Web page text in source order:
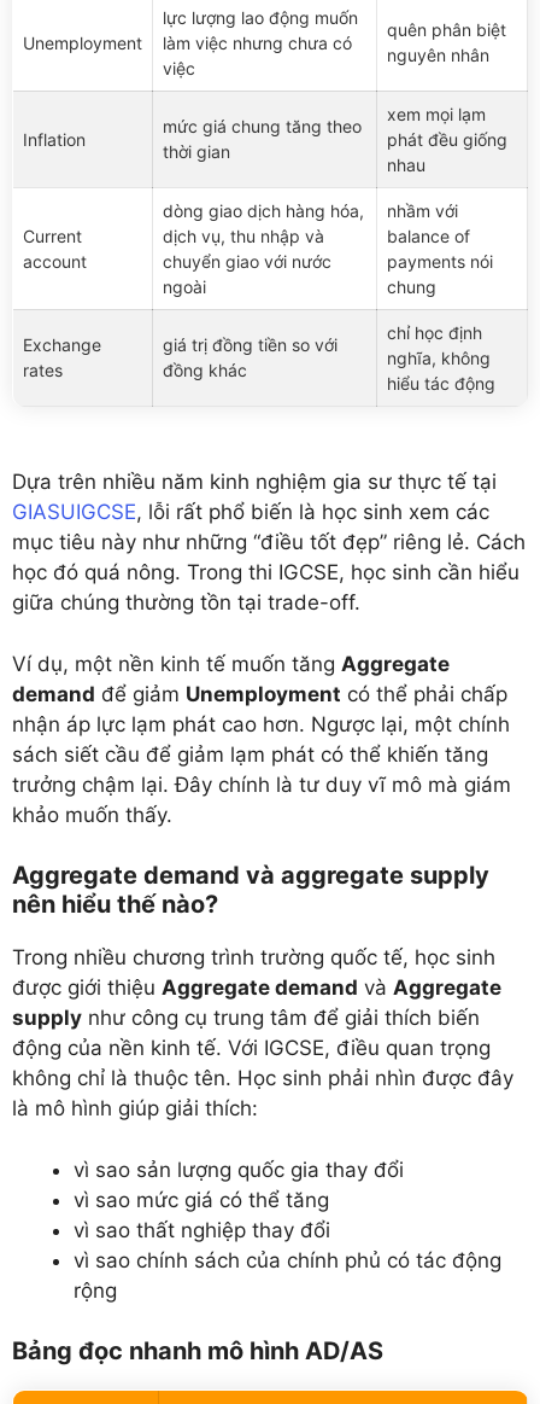
Unemployment
lực lượng lao động muốn
làm việc nhưng chưa có
việc
quên phân biệt
nguyên nhân
Inflation
mức giá chung tăng theo
thời gian
xem mọi lạm
phát đều giống
nhau
Current
account
dòng giao dịch hàng hóa,
dịch vụ, thu nhập và
chuyển giao với nước
ngoài
nhầm với
balance of
payments nói
chung
Exchange
rates
giá trị đồng tiền so với
đồng khác
chỉ học định
nghĩa, không
hiểu tác động
Dựa trên nhiều năm kinh nghiệm gia sư thực tế tại
GIASUIGCSE, lỗi rất phổ biến là học sinh xem các
mục tiêu này như những “điều tốt đẹp” riêng lẻ. Cách
học đó quá nông. Trong thi IGCSE, học sinh cần hiểu
giữa chúng thường tồn tại trade-off.
Ví dụ, một nền kinh tế muốn tăng Aggregate
demand để giảm Unemployment có thể phải chấp
nhận áp lực lạm phát cao hơn. Ngược lại, một chính
sách siết cầu để giảm lạm phát có thể khiến tăng
trưởng chậm lại. Đây chính là tư duy vĩ mô mà giám
khảo muốn thấy.
Aggregate demand và aggregate supply
nên hiểu thế nào?
Trong nhiều chương trình trường quốc tế, học sinh
được giới thiệu Aggregate demand và Aggregate
supply như công cụ trung tâm để giải thích biến
động của nền kinh tế. Với IGCSE, điều quan trọng
không chỉ là thuộc tên. Học sinh phải nhìn được đây
là mô hình giúp giải thích:
vì sao sản lượng quốc gia thay đổi
vì sao mức giá có thể tăng
vì sao thất nghiệp thay đổi
vì sao chính sách của chính phủ có tác động
rộng
Bảng đọc nhanh mô hình AD/AS